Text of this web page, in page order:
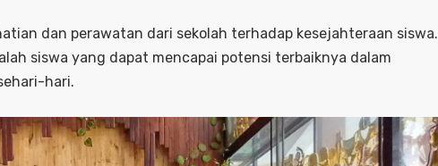
dan perawatan dari sekolah terhadap kesejahteraan siswa.
siswa yang dapat mencapai potensi terbaiknya dalam
hari.